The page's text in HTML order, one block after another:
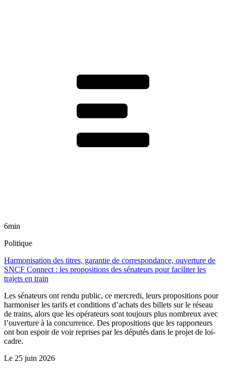
6min
Politique
Harmonisation des titres, garantie de correspondance, ouverture de
SNCF Connect : les propositions des sénateurs pour faciliter les
trajets en train
Les sénateurs ont rendu public, ce mercredi, leurs propositions pour
harmoniser les tarifs et conditions d’achats des billets sur le réseau
de trains, alors que les opérateurs sont toujours plus nombreux avec
l’ouverture à la concurrence. Des propositions que les rapporteurs
ont bon espoir de voir reprises par les députés dans le projet de loi-
cadre.
Le 25 juin 2026